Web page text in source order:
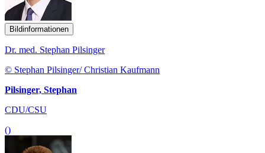
Bildinformationen
Dr. med. Stephan Pilsinger
© Stephan Pilsinger/ Christian Kaufmann
Pilsinger, Stephan
CDU/CSU
()